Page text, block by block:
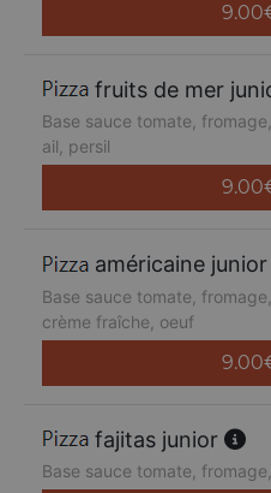
9.00
fruits de mer
Base sauce tomate,
ail, persil
9.00
américaine junior
Base sauce tomate,
crème fraîche, oeuf
9.00
fajitas junior
Base sauce tomate,